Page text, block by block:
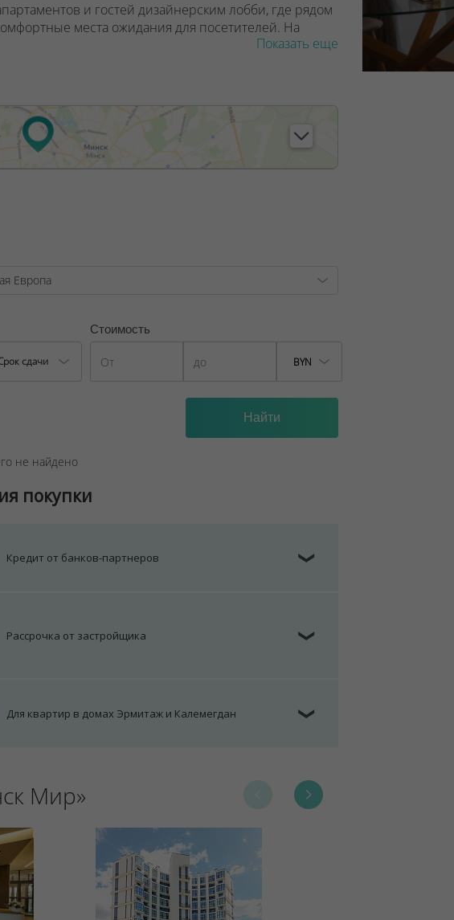
и гостей дизайнерским лобби, где рядом
места ожидания для посетителей. На
комната с пеленальным столиком. Есть место,
в домах будут пандусы.
потолка! — откроют взору дивную картину
Снаружи нанесена лёгкая тонировка,
личной жизни. Все апартаменты с панорамными
услуг № 449/6, от 04.09.2025
Показать еще
сдачи
Стоимость
BYN
не найдено
покупки
Кредит от банков-партнеров ❯
Рассрочка от застройщика ❯
Для квартир в домах Эрмитаж и Калемегдан ❯
Мир»